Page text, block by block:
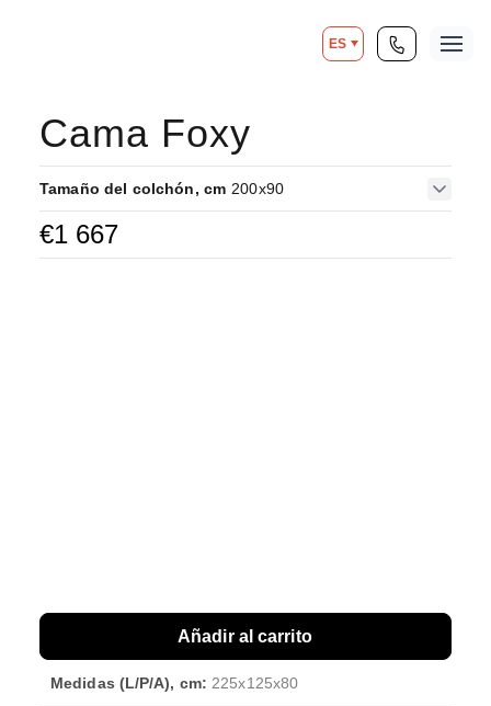
ES
Cama Foxy
Tamaño del colchón, cm 200x90
€1 667
Medidas (L/P/A), cm: 225x125x80
Añadir al carrito